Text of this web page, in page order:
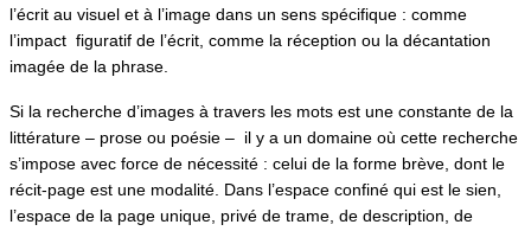
l’écrit au visuel et à l’image dans un sens spécifique : comme
l’impact figuratif de l’écrit, comme la réception ou la décantation
imagée de la phrase.
Si la recherche d’images à travers les mots est une constante de la
littérature – prose ou poésie – il y a un domaine où cette recherche
s’impose avec force de nécessité : celui de la forme brève, dont le
récit-page est une modalité. Dans l’espace confiné qui est le sien,
l’espace de la page unique, privé de trame, de description, de